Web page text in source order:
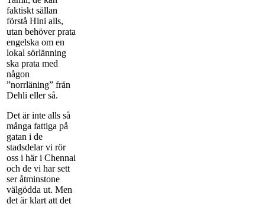
faktiskt sällan
förstå Hini alls,
utan behöver prata
engelska om en
lokal sörlänning
ska prata med
någon
”norrläning” från
Dehli eller så.
Det är inte alls så
många fattiga på
gatan i de
stadsdelar vi rör
oss i här i Chennai
och de vi har sett
ser åtminstone
välgödda ut. Men
det är klart att det